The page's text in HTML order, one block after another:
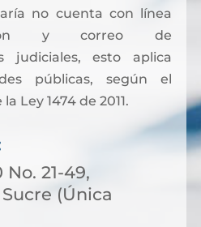
no cuenta con línea
y correo de
judiciales, esto aplica
públicas, según el
Ley 1474 de 2011.
21-49,
(Única